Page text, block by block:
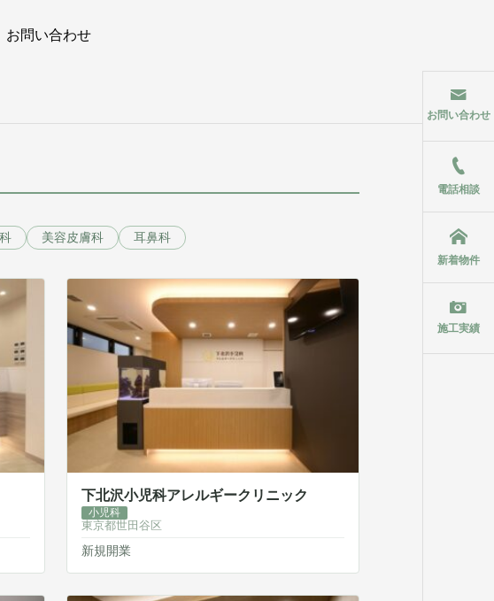
お問い合わせ
お問い合わせ
電話相談
新着物件
施工実績
美容皮膚科 耳鼻科
下北沢小児科アレルギークリニック
小児科
東京都世田谷区
新規開業